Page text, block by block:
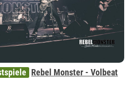
Rebel Monster - Volbeat